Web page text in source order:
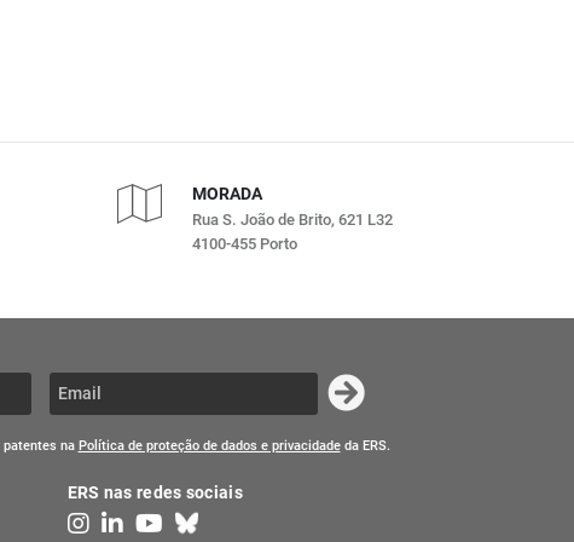
MORADA
Rua S. João de Brito, 621 L32
4100-455 Porto
na Política de proteção de dados e privacidadeda ERS.
ERS nas redes sociais